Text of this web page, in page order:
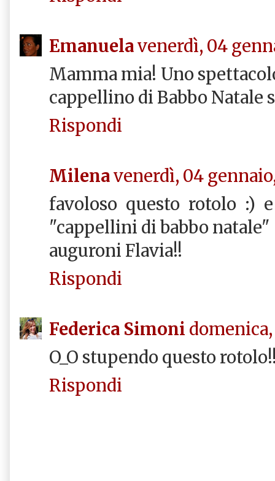
Emanuelavenerdì, 04
Mamma mia! Uno
cappellino di Babbo Natale
Rispondi
Milenavenerdì, 04
favoloso questo rotolo :)
"cappellini di babbo natale"
auguroni Flavia!!
Rispondi
Federica Simoni
O_O stupendo questo
Rispondi